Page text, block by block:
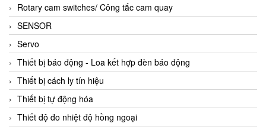
Rotary cam switches/ Công tắc cam quay
SENSOR
Servo
Thiết bị báo động - Loa kết hợp đèn báo động
Thiết bị cách ly tín hiệu
Thiết bị tự động hóa
Thiết độ đo nhiệt độ hồng ngoại